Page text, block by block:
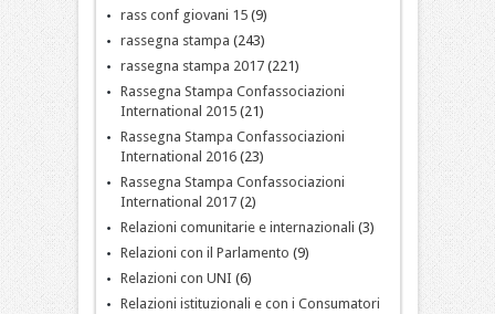
rass conf giovani 15(9)
rassegna stampa (243)
rassegna stampa 2017(221)
Rassegna Stampa Confassociazioni
International 2015(21)
Rassegna Stampa Confassociazioni
International 2016(23)
Rassegna Stampa Confassociazioni
International 2017(2)
Relazioni comunitarie e internazionali (3)
Relazioni con il Parlamento (9)
Relazioni con UNI (6)
Relazioni istituzionali e con i Consumatori